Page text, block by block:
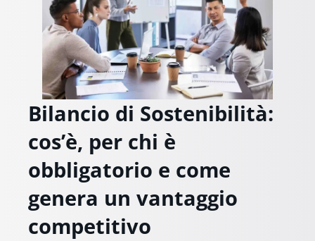
Bilancio di Sostenibilità:
cos’è, per chi è
obbligatorio e come
genera un vantaggio
competitivo